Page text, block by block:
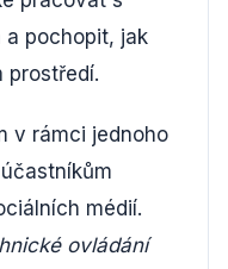
a pochopit, jak
prostředí.
v rámci jednoho
médií.
ovládání